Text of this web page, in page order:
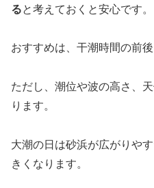
ると考えておくと安心です。
おすすめは、干潮時間の前
ただし、潮位や波の高さ、
ります。
大潮の日は砂浜が広がりや
きくなります。